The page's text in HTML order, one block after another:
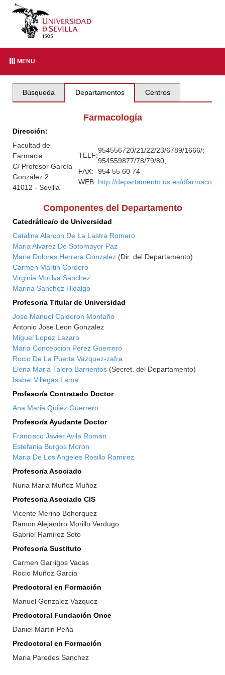
MENU
Búsqueda Departamentos Centros
Farmacología
Dirección:
Facultad de
Farmacia
C/ Profesor García
González 2
41012 - Sevilla
TELF:
954556720/21/22/23/6789/1666/;
954559877/78/79/80;
FAX:
954 55 60 74
WEB: http://departamento.us.es/dfarmaco
Componentes del Departamento
Catedrática/o de Universidad
Catalina Alarcon De La Lastra Romero
Maria Alvarez De Sotomayor Paz
Maria Dolores Herrera Gonzalez (Dir. del Departamento)
Carmen Martin Cordero
Virginia Motilva Sanchez
Marina Sanchez Hidalgo
Profesor/a Titular de Universidad
Jose Manuel Calderon Montaño
Antonio Jose Leon Gonzalez
Miguel Lopez Lazaro
Maria Concepcion Perez Guerrero
Rocio De La Puerta Vazquez-zafra
Elena Maria Talero Barrientos (Secret. del Departamento)
Isabel Villegas Lama
Profesor/a Contratado Doctor
Ana Maria Quilez Guerrero
Profesor/a Ayudante Doctor
Francisco Javier Avila Roman
Estefania Burgos Moron
Maria De Los Angeles Rosillo Ramirez
Profesor/a Asociado
Nuria Maria Muñoz Muñoz
Profesor/a Asociado CIS
Vicente Merino Bohorquez
Ramon Alejandro Morillo Verdugo
Gabriel Ramirez Soto
Profesor/a Sustituto
Carmen Garrigos Vacas
Rocio Muñoz Garcia
Predoctoral en Formación
Manuel Gonzalez Vazquez
Predoctoral Fundación Once
Daniel Martin Peña
Predoctoral en Formación
Maria Paredes Sanchez